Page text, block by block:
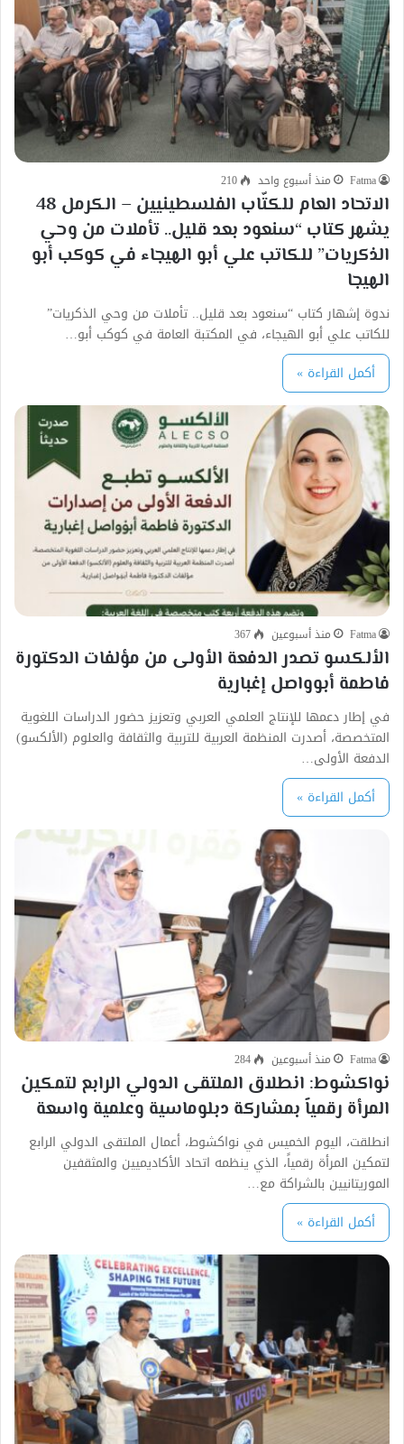
Fatma منذ أسبوع واحد 210
الاتحاد العام للكتّاب الفلسطينيين – الكرمل 48
يشهر كتاب “سنعود بعد قليل.. تأملات من وحي
الذكريات” للكاتب علي أبو الهيجاء في كوكب أبو
الهيجا
ندوة إشهار كتاب “سنعود بعد قليل.. تأملات من وحي الذكريات”
للكاتب علي أبو الهيجاء، في المكتبة العامة في كوكب أبو…
أكمل القراءة »
Fatma منذ أسبوعين 367
الألكسو تصدر الدفعة الأولى من مؤلفات الدكتورة
فاطمة أبوواصل إغبارية
في إطار دعمها للإنتاج العلمي العربي وتعزيز حضور الدراسات اللغوية
المتخصصة، أصدرت المنظمة العربية للتربية والثقافة والعلوم (الألكسو)
الدفعة الأولى…
أكمل القراءة »
Fatma منذ أسبوعين 284
نواكشوط: انطلاق الملتقى الدولي الرابع لتمكين
المرأة رقمياً بمشاركة دبلوماسية وعلمية واسعة
انطلقت، اليوم الخميس في نواكشوط، أعمال الملتقى الدولي الرابع
لتمكين المرأة رقمياً، الذي ينظمه اتحاد الأكاديميين والمثقفين
الموريتانيين بالشراكة مع…
أكمل القراءة »